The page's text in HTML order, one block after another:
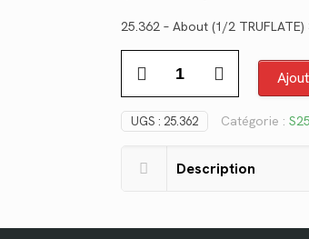
prix
initial
était :
$13.26.
est
25.362 – About (1/2 TRUFLATE)
25.362
UGS : 25.362 Catégorie :
Description